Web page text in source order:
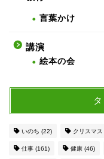
言葉かけ
講演
絵本の会
いのち (22) クリスマス
仕事 (161) 健康 (46)